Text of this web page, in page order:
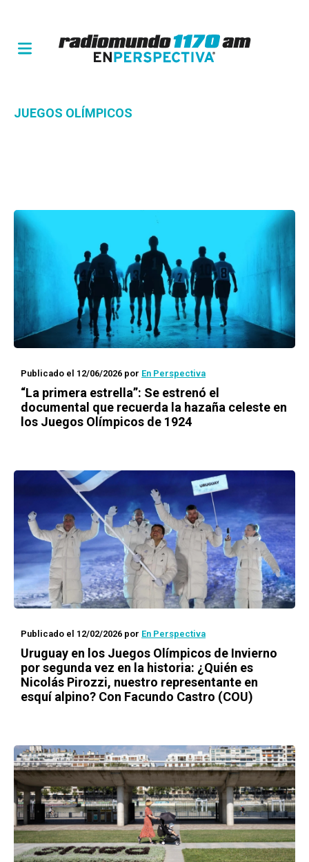
JUEGOS OLÍMPICOS
Publicado el 12/06/2026 por En Perspectiva
“La primera estrella”: Se estrenó el
documental que recuerda la hazaña celeste en
los Juegos Olímpicos de 1924
Publicado el 12/02/2026 por En Perspectiva
Uruguay en los Juegos Olímpicos de Invierno
por segunda vez en la historia: ¿Quién es
Nicolás Pirozzi, nuestro representante en
esquí alpino? Con Facundo Castro (COU)